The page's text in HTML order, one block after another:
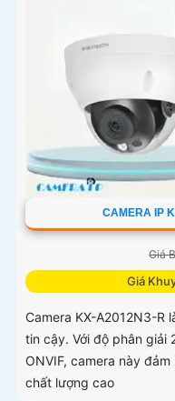
CAMERA IP
Giá
Giá
Camera KX-A2012N3-R
tin cậy. Với độ phân giải
ONVIF, camera này
chất lượng cao